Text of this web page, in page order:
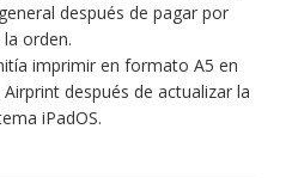
después de pagar por
orden.
imprimir en formato A5 en
después de actualizar la
iPadOS.